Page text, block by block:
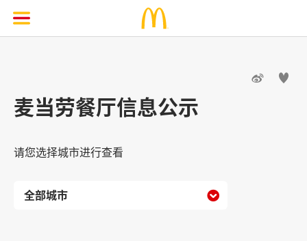
 
麦当劳餐厅信息公示
请您选择城市进行查看
